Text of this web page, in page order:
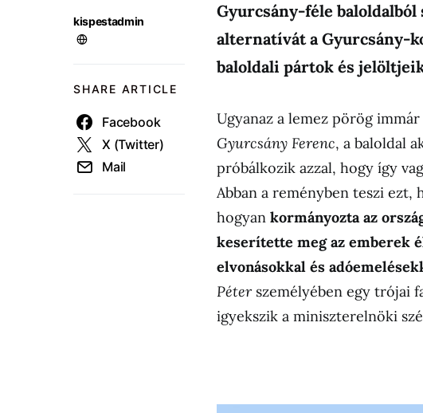
kispestadmin
SHARE ARTICLE
Facebook
X (Twitter)
Mail
Gyurcsány-féle
alternatívát a Gyurcsány-
baloldali pártok és
Ugyanaz a lemez pörög
Gyurcsány Ferenc, a baloldal
próbálkozik azzal, hogy így
Abban a reményben teszi
hogyan kormányozta az
keserítette meg az emberek
elvonásokkal és
Péterszemélyében egy trójai
igyekszik a miniszterelnöki